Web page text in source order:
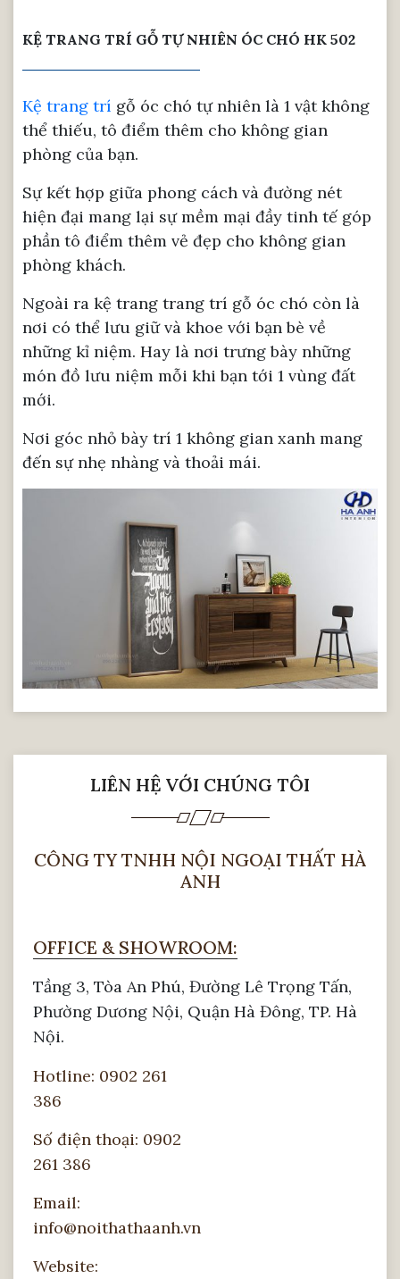
KỆ TRANG TRÍ GỖ TỰ NHIÊN ÓC CHÓ HK 502
Kệ trang trí gỗ óc chó tự nhiên là 1 vật không
thể thiếu, tô điểm thêm cho không gian
phòng của bạn.
Sự kết hợp giữa phong cách và đường nét
hiện đại mang lại sự mềm mại đầy tinh tế góp
phần tô điểm thêm vẻ đẹp cho không gian
phòng khách.
Ngoài ra kệ trang trang trí gỗ óc chó còn là
nơi có thể lưu giữ và khoe với bạn bè về
những kỉ niệm. Hay là nơi trưng bày những
món đồ lưu niệm mỗi khi bạn tới 1 vùng đất
mới.
Nơi góc nhỏ bày trí 1 không gian xanh mang
đến sự nhẹ nhàng và thoải mái.
LIÊN HỆ VỚI CHÚNG TÔI
CÔNG TY TNHH NỘI NGOẠI THẤT HÀ
ANH
OFFICE & SHOWROOM:
Tầng 3, Tòa An Phú, Đường Lê Trọng Tấn,
Phường Dương Nội, Quận Hà Đông, TP. Hà
Nội.
Hotline: 0902 261
386
Số điện thoại: 0902
261 386
Email:
info@noithathaanh.vn
Website: